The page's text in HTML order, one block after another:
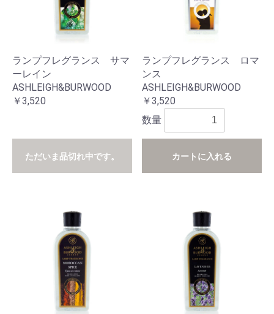
ランプフレグランス サマ
ーレイン
ASHLEIGH&BURWOOD
￥3,520
ただいま品切れ中です。
ランプフレグランス ロマ
ンス
ASHLEIGH&BURWOOD
￥3,520
数量
カートに入れる